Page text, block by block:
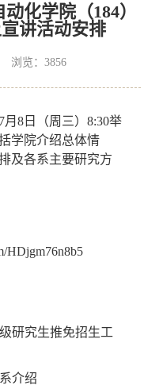
化学院（184）
讲活动安排
浏览： 3856
7月8 日（周 三）8:30举
学院介绍总体情
及各系主要研究方
HDjgm76n8b5
级研究生推免招生工
介绍